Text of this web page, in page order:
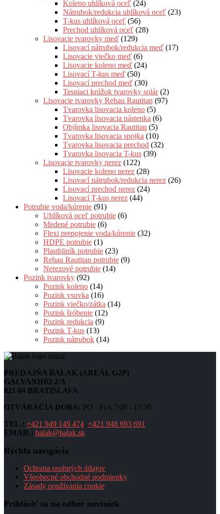
Koleno uhlíková oceľ (24)
Nátrubok/redukcia uhlíková oceľ (23)
T-kus uhlíková oceľ (56)
Prechod uhlíková oceľ (28)
Lisovacie tvarovky meď (129)
Lisovací nátrubok/redukcia meď (17)
Lisovacie viečko meď (6)
Lisovacie koleno meď (24)
Lisovací T-kus meď (50)
Lisovací prechod meď (30)
Tesniaci krúžok tvarovky solár (2)
Lisovacie tvarovky Rehau Rautitan (97)
Tvarovka lisovacia koleno (5)
Tvarovka lisovacia nástenka (6)
Objímka lisovacia Rautitan (5)
Tvarovka lisovacia spojka (10)
Tvarovka lisovacia prechod (32)
Tvarovka lisovacia T-kus (39)
Lisovacie tvarovky nerez (122)
Lisovacie koleno nerez (28)
Lisovací nátrubok/redukcia nerez (26)
Lisovací prechod nerez (24)
Lisovací T-kus nerez (44)
Potrubie voda/kúrenie (91)
Uhlíková oceľ potrubie (6)
Medené potrubie (6)
Flexi prepojenie voda/kúrenie (32)
HDPE potrubie (1)
Plasthliník potrubie (23)
Rehau Rautitan potrubie (9)
Nerezové potrubie (14)
Pozink tvarovky (92)
Pozink koleno (14)
Pozink vsuvka (16)
Pozink viečko/zátka (14)
Pozink šróbenie (12)
Pozink redukcia (9)
Pozink T-kus (13)
Pozink nátrubok (14)
PREDAJŇA BALAK (AREÁL G2P)
GALVANIHO 2/A
821 04 BRATISLAVA
OTVÁRACIA DOBA: PO - PIA 7:00 - 15:30
TEL.: +421 949 149 474; +421 948 693 691
EMAIL: balak@balak.sk
Rýchla navigácia
Ochrana osobných údajov
Všeobecné obchodné podmienky
Zásady používania cookie
Prihlásiť sa na odber noviniek